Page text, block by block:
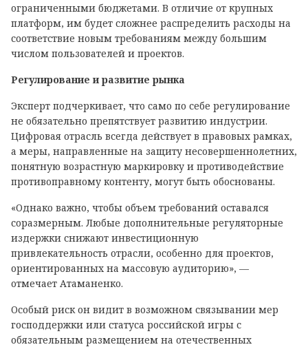
ограниченными бюджетами. В отличие от крупных
платформ, им будет сложнее распределить расходы на
соответствие новым требованиям между большим
числом пользователей и проектов.
Регулирование и развитие рынка
Эксперт подчеркивает, что само по себе регулирование
не обязательно препятствует развитию индустрии.
Цифровая отрасль всегда действует в правовых рамках,
а меры, направленные на защиту несовершеннолетних,
понятную возрастную маркировку и противодействие
противоправному контенту, могут быть обоснованы.
«Однако важно, чтобы объем требований оставался
соразмерным. Любые дополнительные регуляторные
издержки снижают инвестиционную
привлекательность отрасли, особенно для проектов,
ориентированных на массовую аудиторию», —
отмечает Атаманенко.
Особый риск он видит в возможном связывании мер
господдержки или статуса российской игры с
обязательным размещением на отечественных